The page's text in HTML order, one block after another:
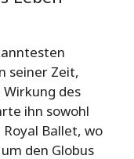
seiner Zeit,
des
ihn sowohl
Ballet, wo
den Globus